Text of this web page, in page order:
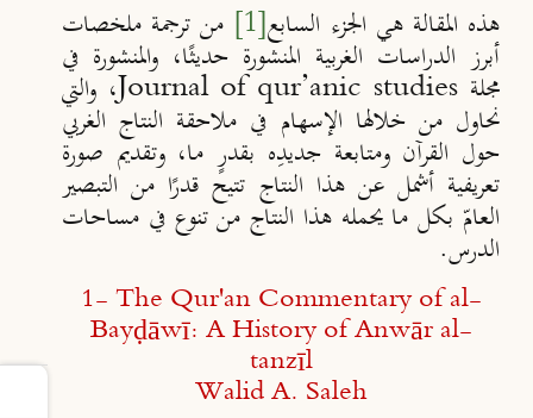
هذه المقالة هي الجزء السابع[1] من ترجمة ملخصات
أبرز الدراسات الغربية المنشورة حديثًا، والمنشورة في
مجلة Journal of qur’anic studies، والتي
نحاول من خلالها الإسهام في ملاحقة النتاج الغربي
حول القرآن ومتابعة جديدِه بقدرٍ ما، وتقديم صورة
تعريفية أشمل عن هذا النتاج تتيح قدرًا من التبصير
العامّ بكل ما يحمله هذا النتاج من تنوع في مساحات
الدرس.
1- The Qur'an Commentary of al-
Bayḍāwī: A History of Anwār al-
tanzīl
Walid A. Saleh